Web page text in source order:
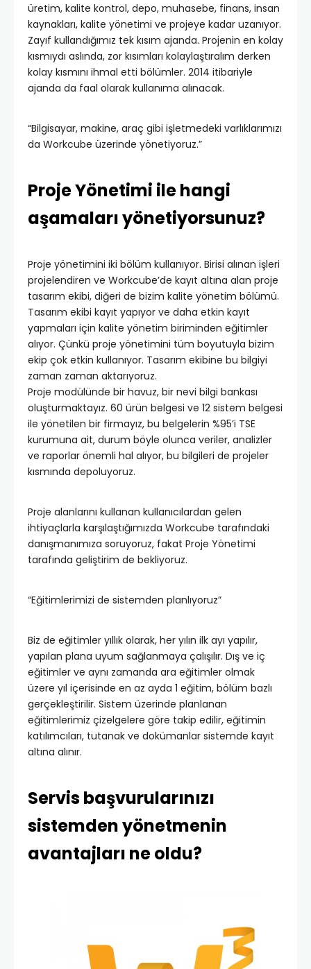
üretim, kalite kontrol, depo, muhasebe, finans, insan
kaynakları, kalite yönetimi ve projeye kadar uzanıyor.
Zayıf kullandığımız tek kısım ajanda. Projenin en kolay
kısmıydı aslında, zor kısımları kolaylaştıralım derken
kolay kısmını ihmal etti bölümler. 2014 itibariyle
ajanda da faal olarak kullanıma alınacak.
“Bilgisayar, makine, araç gibi işletmedeki varlıklarımızı
da Workcube üzerinde yönetiyoruz.”
Proje Yönetimi ile hangi
aşamaları yönetiyorsunuz?
Proje yönetimini iki bölüm kullanıyor. Birisi alınan işleri
projelendiren ve Workcube’de kayıt altına alan proje
tasarım ekibi, diğeri de bizim kalite yönetim bölümü.
Tasarım ekibi kayıt yapıyor ve daha etkin kayıt
yapmaları için kalite yönetim biriminden eğitimler
alıyor. Çünkü proje yönetimini tüm boyutuyla bizim
ekip çok etkin kullanıyor. Tasarım ekibine bu bilgiyi
zaman zaman aktarıyoruz.
Proje modülünde bir havuz, bir nevi bilgi bankası
oluşturmaktayız. 60 ürün belgesi ve 12 sistem belgesi
ile yönetilen bir firmayız, bu belgelerin %95’i TSE
kurumuna ait, durum böyle olunca veriler, analizler
ve raporlar önemli hal alıyor, bu bilgileri de projeler
kısmında depoluyoruz.
Proje alanlarını kullanan kullanıcılardan gelen
ihtiyaçlarla karşılaştığımızda Workcube tarafındaki
danışmanımıza soruyoruz, fakat Proje Yönetimi
tarafında geliştirim de bekliyoruz.
“Eğitimlerimizi de sistemden planlıyoruz”
Biz de eğitimler yıllık olarak, her yılın ilk ayı yapılır,
yapılan plana uyum sağlanmaya çalışılır. Dış ve iç
eğitimler ve aynı zamanda ara eğitimler olmak
üzere yıl içerisinde en az ayda 1 eğitim, bölüm bazlı
gerçekleştirilir. Sistem üzerinde planlanan
eğitimlerimiz çizelgelere göre takip edilir, eğitimin
katılımcıları, tutanak ve dokümanlar sistemde kayıt
altına alınır.
Servis başvurularınızı
sistemden yönetmenin
avantajları ne oldu?